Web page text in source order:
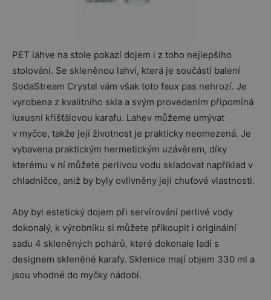
PET láhve na stole pokazí dojem i z toho nejlepšího
stolování. Se skleněnou lahví, která je součástí balení
SodaStream Crystal vám však toto faux pas nehrozí. Je
vyrobena z kvalitního skla a svým provedením připomíná
luxusní křišťálovou karafu. Lahev můžeme umývat
v myčce, takže její životnost je prakticky neomezená. Je
vybavena praktickým hermetickým uzávěrem, díky
kterému v ní můžete perlivou vodu skladovat například v
chladničce, aniž by byly ovlivněny její chuťové vlastnosti.
Aby byl estetický dojem při servírování perlivé vody
dokonalý, k výrobníku si můžete přikoupit i originální
sadu 4 skleněných pohárů, které dokonale ladí s
designem skleněné karafy. Sklenice mají objem 330 ml a
jsou vhodné do myčky nádobí.